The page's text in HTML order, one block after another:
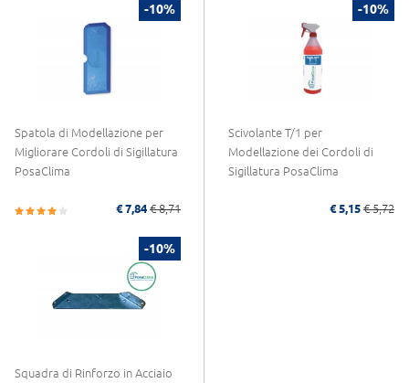
-10%
Spatola di Modellazione per
Migliorare Cordoli di Sigillatura
PosaClima
€ 7,84 € 8,71
-10%
Scivolante T/1 per
Modellazione dei Cordoli di
Sigillatura PosaClima
€ 5,15 € 5,72
-10%
Squadra di Rinforzo in Acciaio